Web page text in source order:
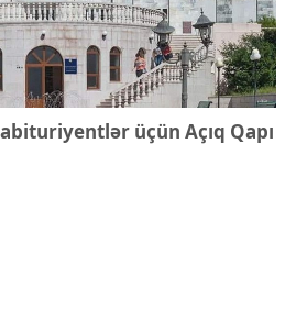
üçün Açıq Qapı